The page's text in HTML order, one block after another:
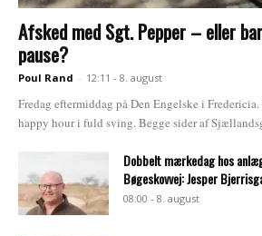
Afsked med Sgt. Pepper – eller
pause?
Poul Rand - 12:11 - 8. august
Fredag eftermiddag på Den Engelske i
happy hour i fuld sving. Begge sider af
Dobbelt mærkedag hos
Bøgeskovvej: Jesper
08:00 - 8. august